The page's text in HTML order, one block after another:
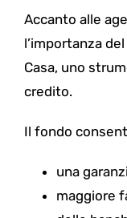
Accanto alle
l’importanza
Casa, uno
credito.
Il fondo
una
maggiore